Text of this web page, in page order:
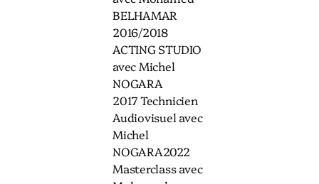
BELHAMAR
2016/2018
ACTING STUDIO
avec Michel
NOGARA
2017 Technicien
Audiovisuel avec
Michel
NOGARA2022
Masterclass avec